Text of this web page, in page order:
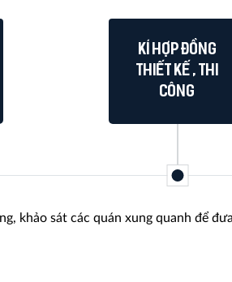
Kí hợp đồng
thiết kế , thi
công
khảo sát các quán xung quanh để